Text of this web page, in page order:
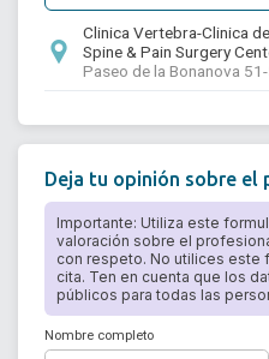
Clinica Vertebra-Clinica
Spine & Pain Surgery
Paseo de la Bonanova
Deja tu opinión sobre el
Importante: Utiliza este
valoración sobre el
con respeto. No utilices este
cita. Ten en cuenta que los
públicos para todas las
Nombre completo